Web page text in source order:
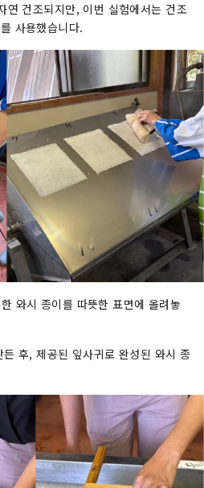
연 건조되지만, 이번 실험에서는 건조
사용했습니다.
와시 종이를 따뜻한 표면에 올려놓
후, 제공된 잎사귀로 완성된 와시 종